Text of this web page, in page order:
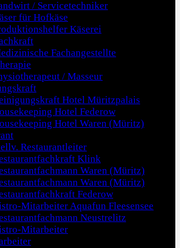
/ Servicetechniker
für Hofkäse
Käserei
Fachangestellte
/ Masseur
Hotel Müritzpalais
Hotel Federow
Hotel Waren (Müritz)
Restaurantleiter
Klink
Waren (Müritz)
Waren (Müritz)
Federow
Mitarbeiter Aquafun Fleesensee
Neustrelitz
Mitarbeiter